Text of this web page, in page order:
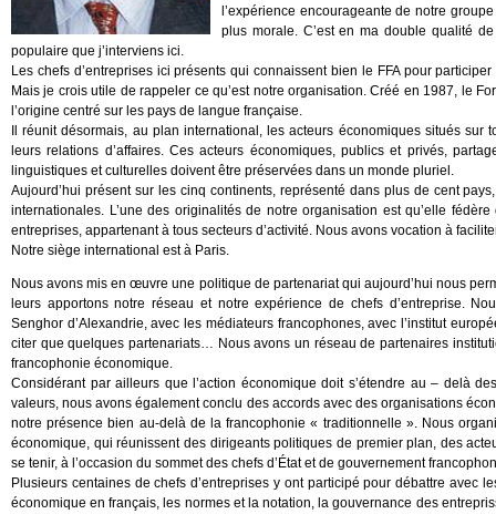
l’expérience encourageante de notre
plus morale. C’est en ma double qualité
populaire que j’interviens ici.
Les chefs d’entreprises ici présents qui connaissent bien le FFA pour
Mais je crois utile de rappeler ce qu’est notre organisation. Créé en 1987, le
l’origine centré sur les pays de langue française.
Il réunit désormais, au plan international, les acteurs économiques situés
leurs relations d’affaires. Ces acteurs économiques, publics et privés,
linguistiques et culturelles doivent être préservées dans un monde pluriel.
Aujourd’hui présent sur les cinq continents, représenté dans plus de cent
internationales. L’une des originalités de notre organisation est qu’elle
entreprises, appartenant à tous secteurs d’activité. Nous avons vocation à
Notre siège international est à Paris.
Nous avons mis en œuvre une politique de partenariat qui aujourd’hui nous
leurs apportons notre réseau et notre expérience de chefs d’entreprise.
Senghor d’Alexandrie, avec les médiateurs francophones, avec l’institut
citer que quelques partenariats… Nous avons un réseau de partenaires
francophonie économique.
Considérant par ailleurs que l’action économique doit s’étendre au – delà
valeurs, nous avons également conclu des accords avec des organisations
notre présence bien au-delà de la francophonie « traditionnelle ». Nous
économique, qui réunissent des dirigeants politiques de premier plan, des
se tenir, à l’occasion du sommet des chefs d’État et de gouvernement
Plusieurs centaines de chefs d’entreprises y ont participé pour débattre avec
économique en français, les normes et la notation, la gouvernance des